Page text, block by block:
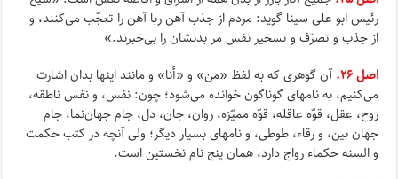
رئیس ابو على سینا گوید: مردم از جذب آهن ربا آهن را تعجّب مى‌کنند، و
از جذب و تصرّف و تسخیر نفس مر بدنشان را بى‌خبرند.»
اصل ۲۶.
آن گوهرى که به لفظ «من» و «أنا» و مانند اینها بدان اشارت
مى‌کنیم، به نامهاى گوناگون خوانده مى‌شود؛ چون: نفس، و نفس ناطقه،
روح، عقل، قوّه عاقله، قوّه ممیّزه، روان، جان، دل، جام جهان‌نما، جام
جهان بین، و رقاء، طوطى، و نامهاى بسیار دیگر؛ ولى آنچه در کتب حکمت
و السنه حکماء رواج دارد، همان پنج نام نخستین است.